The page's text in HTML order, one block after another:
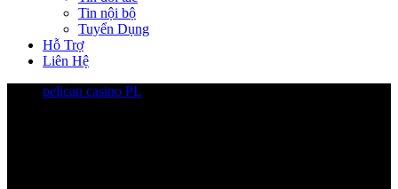
Tin nội bộ
Tuyển Dụng
Hỗ Trợ
Liên Hệ
pelican casino PL